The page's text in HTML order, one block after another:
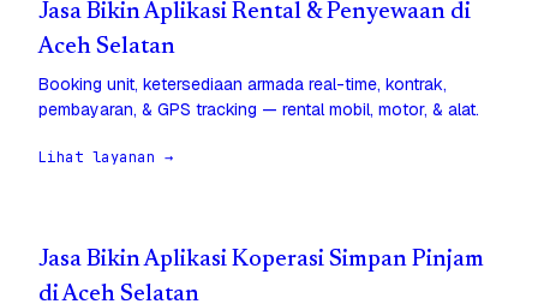
Jasa Bikin Aplikasi Rental & Penyewaan di
Aceh Selatan
Booking unit, ketersediaan armada real-time, kontrak,
pembayaran, & GPS tracking — rental mobil, motor, & alat.
Lihat layanan →
Jasa Bikin Aplikasi Koperasi Simpan Pinjam
di Aceh Selatan